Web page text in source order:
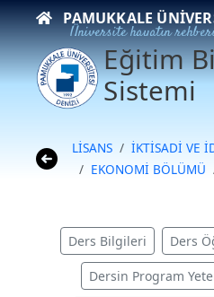
PAMUKKALE
Üniversite hayatın
Eğitim
Sistemi
LİSANS
İKTİSADİ VE
EKONOMİ BÖLÜMÜ
Ders Bilgileri Ders
Dersin Program